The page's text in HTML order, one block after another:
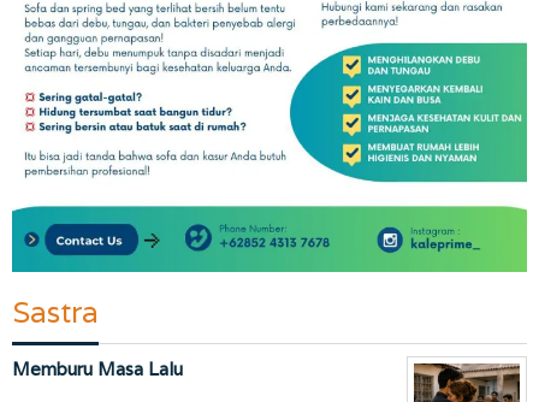
Sastra
Memburu Masa Lalu